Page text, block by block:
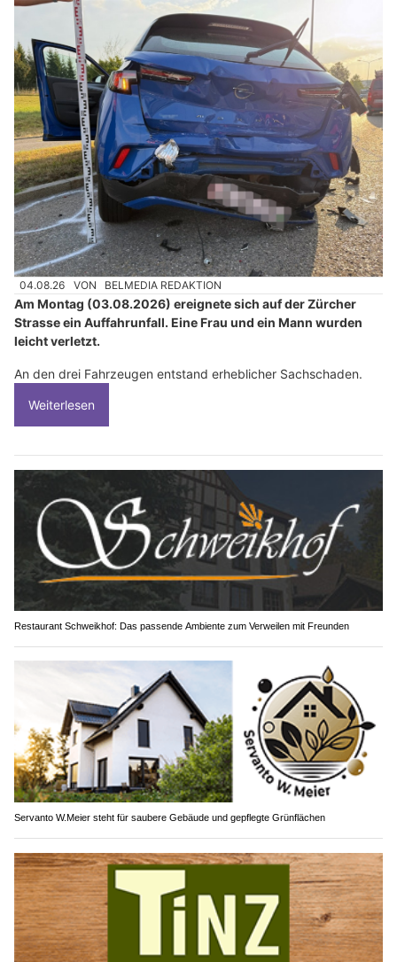
04.08.26 VON BELMEDIA REDAKTION
Am Montag (03.08.2026) ereignete sich auf der Zürcher
Strasse ein Auffahrunfall. Eine Frau und ein Mann wurden
leicht verletzt.
An den drei Fahrzeugen entstand erheblicher Sachschaden.
Weiterlesen
Restaurant Schweikhof: Das passende Ambiente zum Verweilen mit Freunden
Servanto W.Meier steht für saubere Gebäude und gepflegte Grünflächen